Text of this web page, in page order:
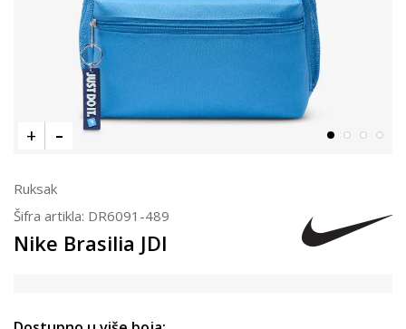
Ruksak
Šifra artikla: DR6091-489
Nike Brasilia JDI